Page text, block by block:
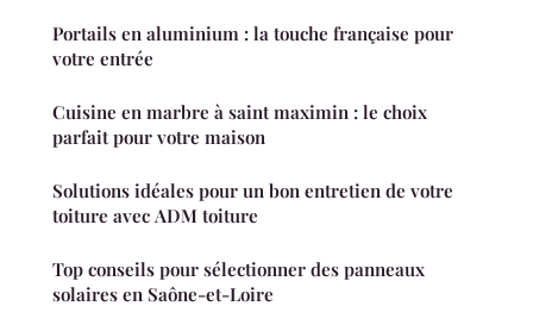
Portails en aluminium : la touche française pour
votre entrée
Cuisine en marbre à saint maximin : le choix
parfait pour votre maison
Solutions idéales pour un bon entretien de votre
toiture avec ADM toiture
Top conseils pour sélectionner des panneaux
solaires en Saône-et-Loire